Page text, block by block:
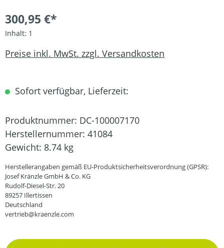
300,95 €*
Inhalt: 1
Preise inkl. MwSt. zzgl. Versandkosten
Sofort verfügbar, Lieferzeit:
Produktnummer: DC-100007170
Herstellernummer: 41084
Gewicht: 8.74 kg
Herstellerangaben gemäß EU-Produktsicherheitsverordnung (GPSR):
Josef Kränzle GmbH & Co. KG
Rudolf-Diesel-Str. 20
89257 Illertissen
Deutschland
vertrieb@kraenzle.com